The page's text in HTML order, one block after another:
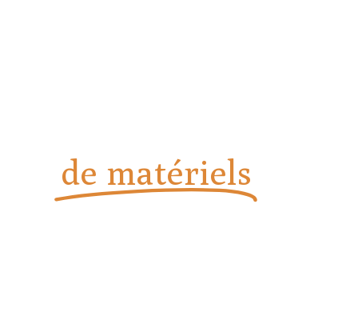
de matériels
boulangerie et